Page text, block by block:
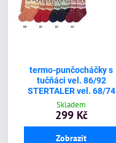
termo-punčocháčky s
tučňáci vel. 86/92
STERTALER vel. 68/74
Skladem
299 Kč
Zobrazit